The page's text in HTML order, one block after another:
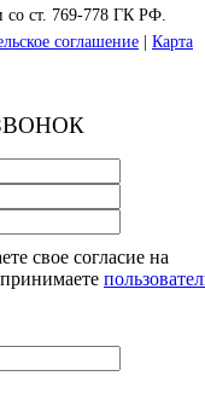
со ст. 769-778 ГК РФ.
соглашение
Карта
свое согласие на